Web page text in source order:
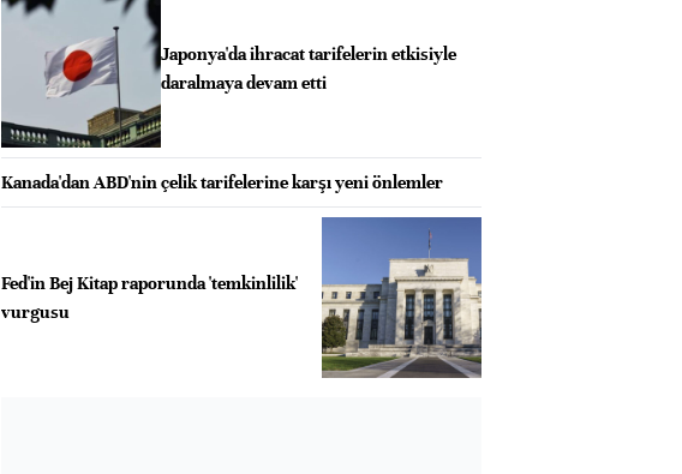
Japonya'da ihracat tarifelerin etkisiyle
daralmaya devam etti
Kanada'dan ABD'nin çelik tarifelerine karşı yeni önlemler
Fed'in Bej Kitap raporunda 'temkinlilik'
vurgusu